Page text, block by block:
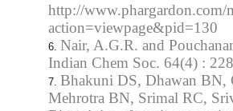
http://www.phargardon.com/
action=viewpage&pid=130
Nair, A.G.R. and
Indian Chem Soc. 64(4) :
Bhakuni DS, Dhawan BN,
Mehrotra BN, Srimal RC,